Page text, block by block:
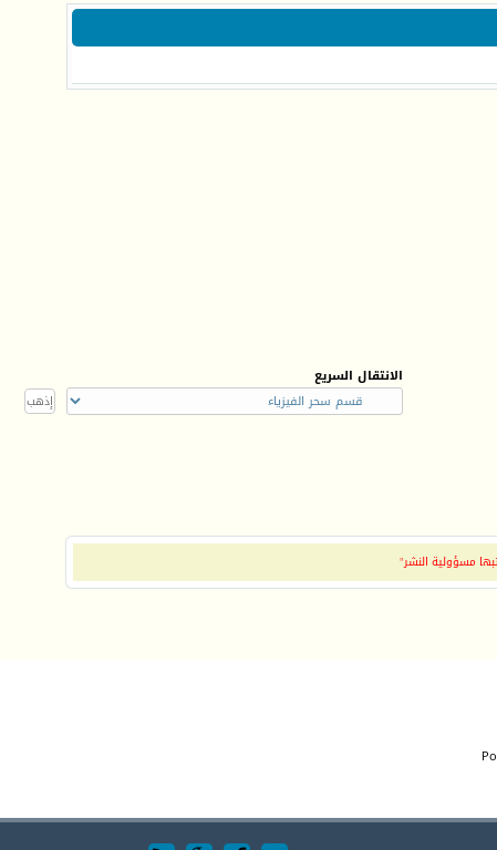
الانتقال السريع
مسؤولية النشر"